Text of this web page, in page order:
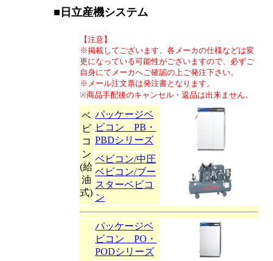
■日立産機システム
【注意】
※掲載してございます、各メーカの仕様などは変
更になっている可能性がございますので、必ずご
自身にてメーカへご確認の上ご発注下さい。
※メール注文票は発注書となります。
※商品手配後のキャンセル・返品は出来ません。
ベ
ビ
コ
ン
(給
油
式)
パッケージベ
ビコン PB・
PBDシリーズ
ベビコン/中圧
ベビコン/ブー
スターベビコ
ン
パッケージベ
ビコン PO・
PODシリーズ